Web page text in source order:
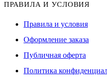
ПРАВИЛА И УСЛОВИЯ
Правила и условия
Оформление заказа
Публичная оферта
Политика